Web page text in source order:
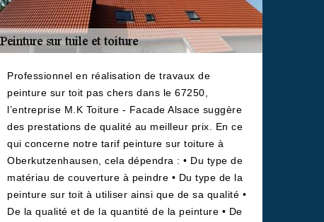
Professionnel en réalisation de travaux de
peinture sur toit pas chers dans le 67250,
l’entreprise M.K Toiture - Facade Alsace suggère
des prestations de qualité au meilleur prix. En ce
qui concerne notre tarif peinture sur toiture à
Oberkutzenhausen, cela dépendra : • Du type de
matériau de couverture à peindre • Du type de la
peinture sur toit à utiliser ainsi que de sa qualité •
De la qualité et de la quantité de la peinture • De